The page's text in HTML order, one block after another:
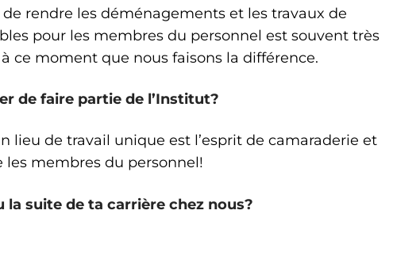
rendre les déménagements et les travaux de
pour les membres du personnel est souvent très
ce moment que nous faisons la différence.
de faire partie de l’Institut?
lieu de travail unique est l’esprit de camaraderie et
les membres du personnel!
suite de ta carrière chez nous?